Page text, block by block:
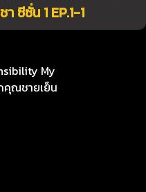
ซีซั่น 1 EP.1-1